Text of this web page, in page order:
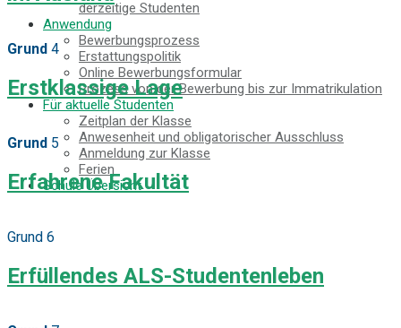
derzeitige Studenten
Anwendung
Bewerbungsprozess
Erstattungspolitik
Online Bewerbungsformular
Prozess von der Bewerbung bis zur Immatrikulation
Für aktuelle Studenten
Zeitplan der Klasse
Anwesenheit und obligatorischer Ausschluss
Anmeldung zur Klasse
Ferien
Schule Übersicht
Gründe für die Wahl
Kostengünstig! Commitment and Secrets
Hawaiis einziger 4-Tage-Wochenkurs
Grund 4
Erstklassige Lage
Grund 5
Erfahrene Fakultät
Grund 6
Erfüllendes ALS-Studentenleben